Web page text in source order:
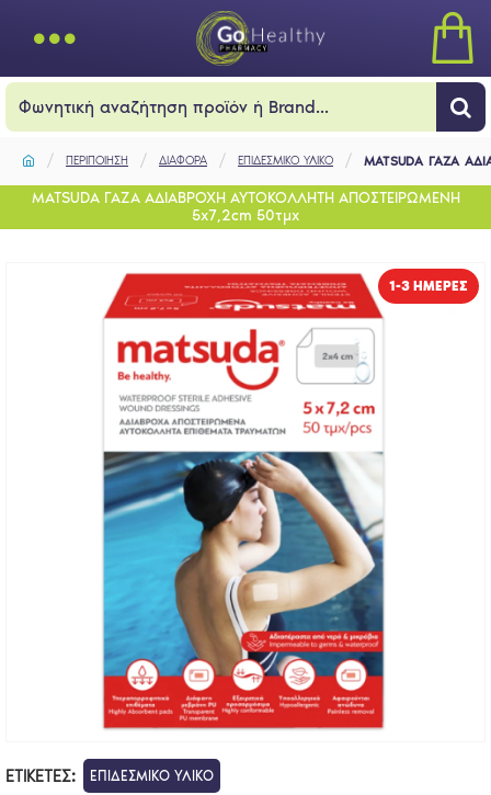
ΠΕΡΙΠΟΙΗΣΗ ΔΙΑΦΟΡΑ ΕΠΙΔΕΣΜΙΚΟ ΥΛΙΚΟ MATSUDA ΓΑΖΑ
MATSUDA ΓΑΖΑ ΑΔΙΑΒΡΟΧΗ ΑΥΤΟΚΟΛΛΗΤΗ ΑΠΟΣΤΕΙΡΩΜΕΝΗ
5x7,2cm 50τμχ
1-3 ΗΜΈΡΕΣ
ΕΤΙΚΈΤΕΣ: ΕΠΙΔΕΣΜΙΚΟ ΥΛΙΚΟ